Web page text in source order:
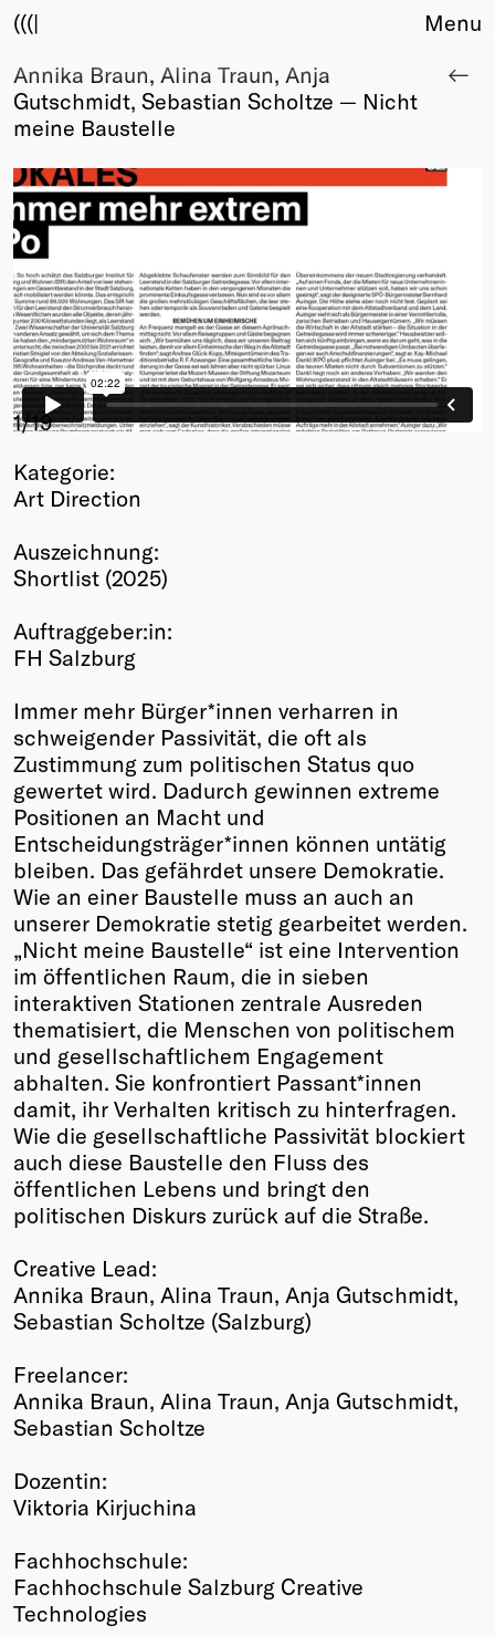
(((|
About
Club
Award
Fair Work
TBD
Events
Upcoming
Past
Membership
Info
Members
Friends of Creativity
2026
Past
Menu
Annika Braun, Alina Traun, Anja
Gutschmidt, Sebastian Scholtze — Nicht
meine Baustelle
1/19
Kategorie:
Art Direction
Auszeichnung:
Shortlist (2025)
Auftraggeber:in:
FH Salzburg
Immer mehr Bürger*innen verharren in
schweigender Passivität, die oft als
Zustimmung zum politischen Status quo
gewertet wird. Dadurch gewinnen extreme
Positionen an Macht und
Entscheidungsträger*innen können untätig
bleiben. Das gefährdet unsere Demokratie.
Wie an einer Baustelle muss an auch an
unserer Demokratie stetig gearbeitet werden.
„Nicht meine Baustelle“ ist eine Intervention
im öffentlichen Raum, die in sieben
interaktiven Stationen zentrale Ausreden
thematisiert, die Menschen von politischem
und gesellschaftlichem Engagement
abhalten. Sie konfrontiert Passant*innen
damit, ihr Verhalten kritisch zu hinterfragen.
Wie die gesellschaftliche Passivität blockiert
auch diese Baustelle den Fluss des
öffentlichen Lebens und bringt den
politischen Diskurs zurück auf die Straße.
Creative Lead:
Annika Braun, Alina Traun, Anja Gutschmidt,
Sebastian Scholtze (Salzburg)
Freelancer:
Annika Braun, Alina Traun, Anja Gutschmidt,
Sebastian Scholtze
Dozentin:
Viktoria Kirjuchina
Fachhochschule:
Fachhochschule Salzburg Creative
Technologies